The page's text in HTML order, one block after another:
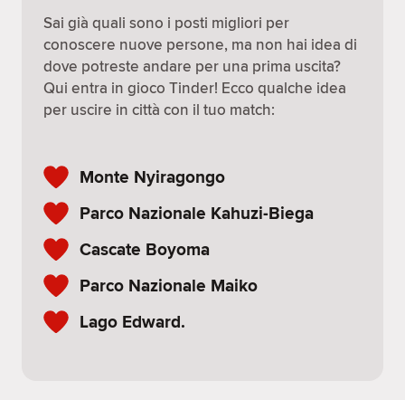
Sai già quali sono i posti migliori per
conoscere nuove persone, ma non hai idea di
dove potreste andare per una prima uscita?
Qui entra in gioco Tinder! Ecco qualche idea
per uscire in città con il tuo match:
Monte Nyiragongo
Parco Nazionale Kahuzi-Biega
Cascate Boyoma
Parco Nazionale Maiko
Lago Edward.